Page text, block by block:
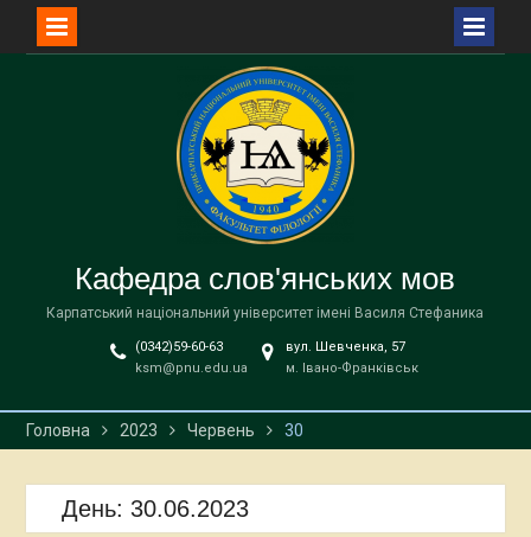
Кафедра слов'янських мов
Карпатський національний університет імені Василя Стефаника
(0342)59-60-63
ksm@pnu.edu.ua
вул. Шевченка, 57
м. Івано-Франківськ
Головна 2023 Червень 30
День: 30.06.2023